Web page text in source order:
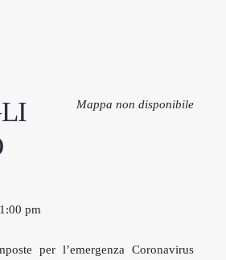
Mappa non disponibile
pm
per l’emergenza Coronavirus